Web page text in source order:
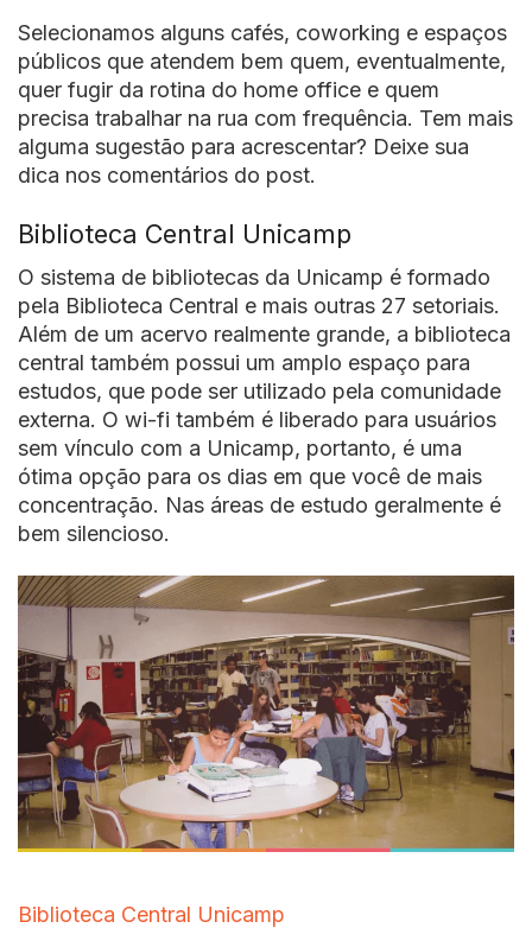
Selecionamos alguns cafés, coworking e espaços
públicos que atendem bem quem, eventualmente,
quer fugir da rotina do home office e quem
precisa trabalhar na rua com frequência. Tem mais
alguma sugestão para acrescentar? Deixe sua
dica nos comentários do post.
Biblioteca Central Unicamp
O sistema de bibliotecas da Unicamp é formado
pela Biblioteca Central e mais outras 27 setoriais.
Além de um acervo realmente grande, a biblioteca
central também possui um amplo espaço para
estudos, que pode ser utilizado pela comunidade
externa. O wi-fi também é liberado para usuários
sem vínculo com a Unicamp, portanto, é uma
ótima opção para os dias em que você de mais
concentração. Nas áreas de estudo geralmente é
bem silencioso.
Biblioteca Central Unicamp